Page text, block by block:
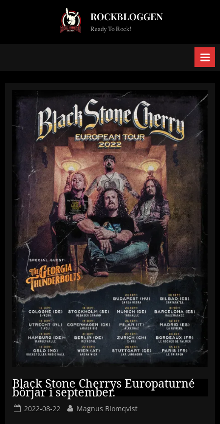
ROCKBLOGGEN
Ready To Rock!
Black Stone Cherrys Europaturné
börjar i september.
Posted
2022-08-22 By
Magnus Blomqvist